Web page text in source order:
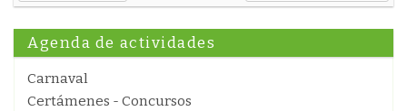
Agenda de actividades
Carnaval
Certámenes - Concursos